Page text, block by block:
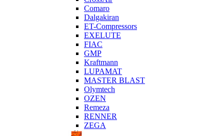
Comaro
Dalgakiran
ET-Compressors
EXELUTE
FIAC
GMP
Kraftmann
LUPAMAT
MASTER BLAST
Olymtech
OZEN
Remeza
RENNER
ZEGA